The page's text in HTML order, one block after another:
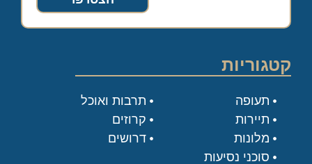
קטגוריות
תעופה
תיירות
מלונות
סוכני נסיעות
תרבות ואוכל
קרוזים
דרושים